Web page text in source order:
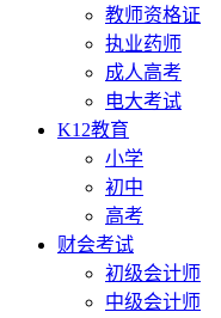
教师资格证
执业药师
成人高考
电大考试
K12教育
小学
初中
高考
财会考试
初级会计师
中级会计师